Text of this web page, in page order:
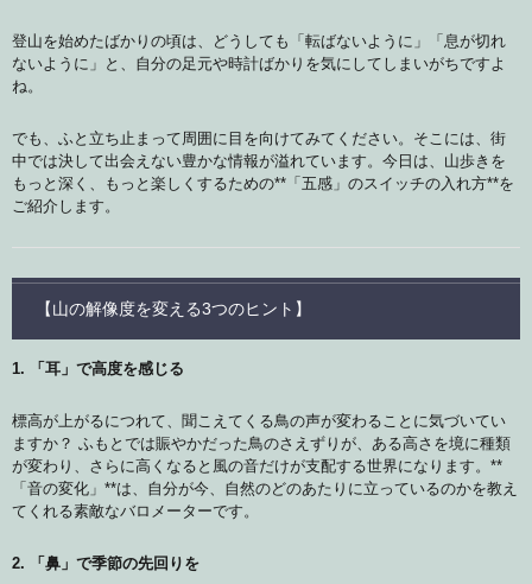
登山を始めたばかりの頃は、どうしても「転ばないように」「息が切れ
ないように」と、自分の足元や時計ばかりを気にしてしまいがちですよ
ね。
でも、ふと立ち止まって周囲に目を向けてみてください。そこには、街
中では決して出会えない豊かな情報が溢れています。今日は、山歩きを
もっと深く、もっと楽しくするための**「五感」のスイッチの入れ方**を
ご紹介します。
【山の解像度を変える3つのヒント】
1. 「耳」で高度を感じる
標高が上がるにつれて、聞こえてくる鳥の声が変わることに気づいてい
ますか？ ふもとでは賑やかだった鳥のさえずりが、ある高さを境に種類
が変わり、さらに高くなると風の音だけが支配する世界になります。**
「音の変化」**は、自分が今、自然のどのあたりに立っているのかを教え
てくれる素敵なバロメーターです。
2. 「鼻」で季節の先回りを